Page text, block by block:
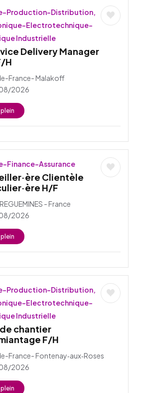
Production-Distribution,
Electrotechnique-
Industrielle
Delivery Manager
H
France- Malakoff
2026
Finance-Assurance
Clientèle
H/F
- France
2026
Production-Distribution,
Electrotechnique-
Industrielle
chantier
F/H
France- Fontenay‑aux‑Roses
2026